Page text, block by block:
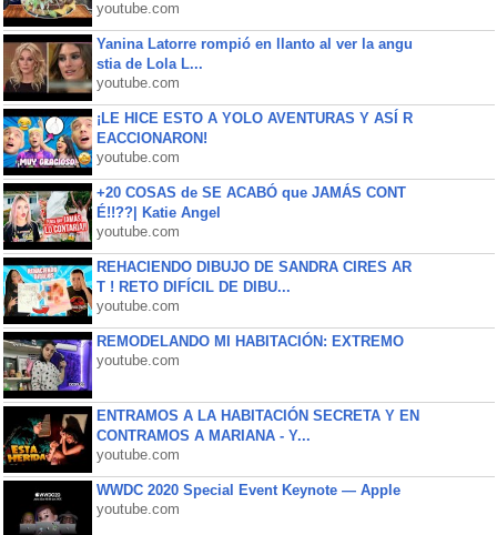
youtube.com
Yanina Latorre rompió en llanto al ver la angu
stia de Lola L...
youtube.com
¡LE HICE ESTO A YOLO AVENTURAS Y ASÍ R
EACCIONARON!
youtube.com
+20 COSAS de SE ACABÓ que JAMÁS CONT
É!!??| Katie Angel
youtube.com
REHACIENDO DIBUJO DE SANDRA CIRES AR
T ! RETO DIFÍCIL DE DIBU...
youtube.com
REMODELANDO MI HABITACIÓN: EXTREMO
youtube.com
ENTRAMOS A LA HABITACIÓN SECRETA Y EN
CONTRAMOS A MARIANA - Y...
youtube.com
WWDC 2020 Special Event Keynote — Apple
youtube.com